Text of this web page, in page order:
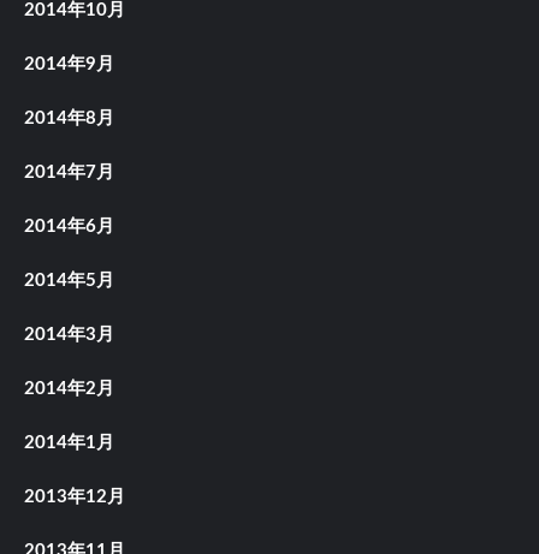
2014年10月
2014年9月
2014年8月
2014年7月
2014年6月
2014年5月
2014年3月
2014年2月
2014年1月
2013年12月